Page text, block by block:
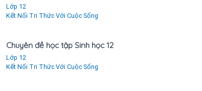
Lớp 12
Kết Nối Tri Thức Với Cuộc Sống
Chuyên đề học tập Sinh học 12
Lớp 12
Kết Nối Tri Thức Với Cuộc Sống